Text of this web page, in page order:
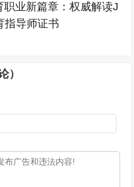
职业新篇章：权威解读J
指导师证书
）